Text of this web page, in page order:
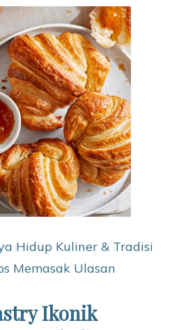
Hidup Kuliner & Tradisi
Memasak Ulasan
Ikonik